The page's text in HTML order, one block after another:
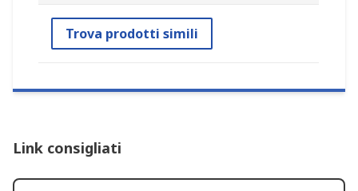
Trova prodotti simili
Link consigliati